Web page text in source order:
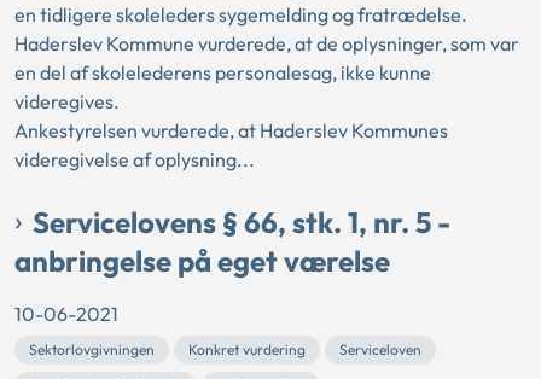
en tidligere skoleleders sygemelding og fratrædelse.
Haderslev Kommune vurderede, at de oplysninger, som var
en del af skolelederens personalesag, ikke kunne
videregives.
Ankestyrelsen vurderede, at Haderslev Kommunes
videregivelse af oplysning...
Servicelovens § 66, stk. 1, nr. 5 -
anbringelse på eget værelse
10-06-2021
Sektorlovgivningen Konkret vurdering
Serviceloven